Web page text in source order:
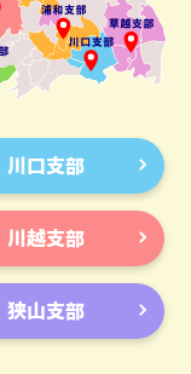
川口支部
川越支部
狭山支部